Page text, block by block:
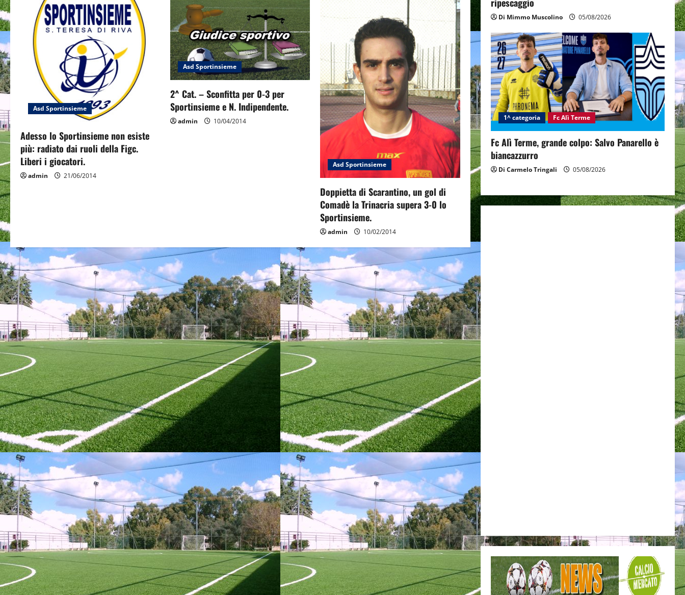
i
o
n
Asd Sportinsieme
Adesso lo Sportinsieme non esiste
più: radiato dai ruoli della Figc.
Liberi i giocatori.
admin 21/06/2014
Asd Sportinsieme
2^ Cat. – Sconfitta per 0-3 per
Sportinsieme e N. Indipendente.
admin 10/04/2014
Asd Sportinsieme
Doppietta di Scarantino, un gol di
Comadè la Trinacria supera 3-0 lo
Sportinsieme.
admin 10/02/2014
Di Mimmo Muscolino 05/08/2026
1^ categoria Fc Alì Terme
Fc Alì Terme, grande colpo: Salvo Panarello è
biancazzurro
Di Carmelo Tringali 05/08/2026